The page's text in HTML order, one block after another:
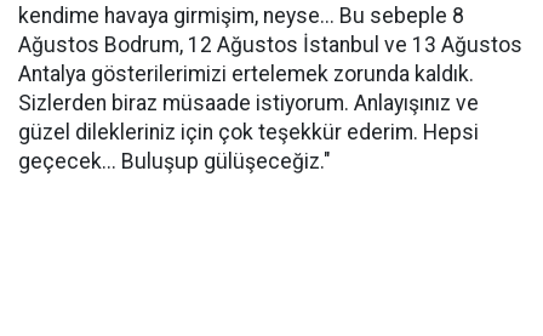
kendime havaya girmişim, neyse... Bu sebeple 8
Ağustos Bodrum, 12 Ağustos İstanbul ve 13 Ağustos
Antalya gösterilerimizi ertelemek zorunda kaldık.
Sizlerden biraz müsaade istiyorum. Anlayışınız ve
güzel dilekleriniz için çok teşekkür ederim. Hepsi
geçecek... Buluşup gülüşeceğiz."